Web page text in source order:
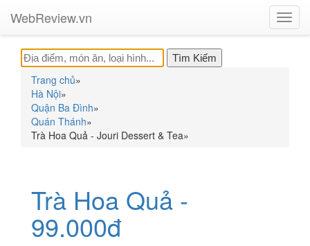
WebReview.vn
Trang chủ»
Hà Nội»
Quận Ba Đình»
Quán Thánh»
Trà Hoa Quả - Jouri Dessert & Tea»
Trà Hoa Quả -
99.000đ